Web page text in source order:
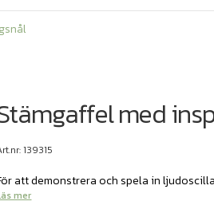
med
139315
att demonstrera och spela in
mer